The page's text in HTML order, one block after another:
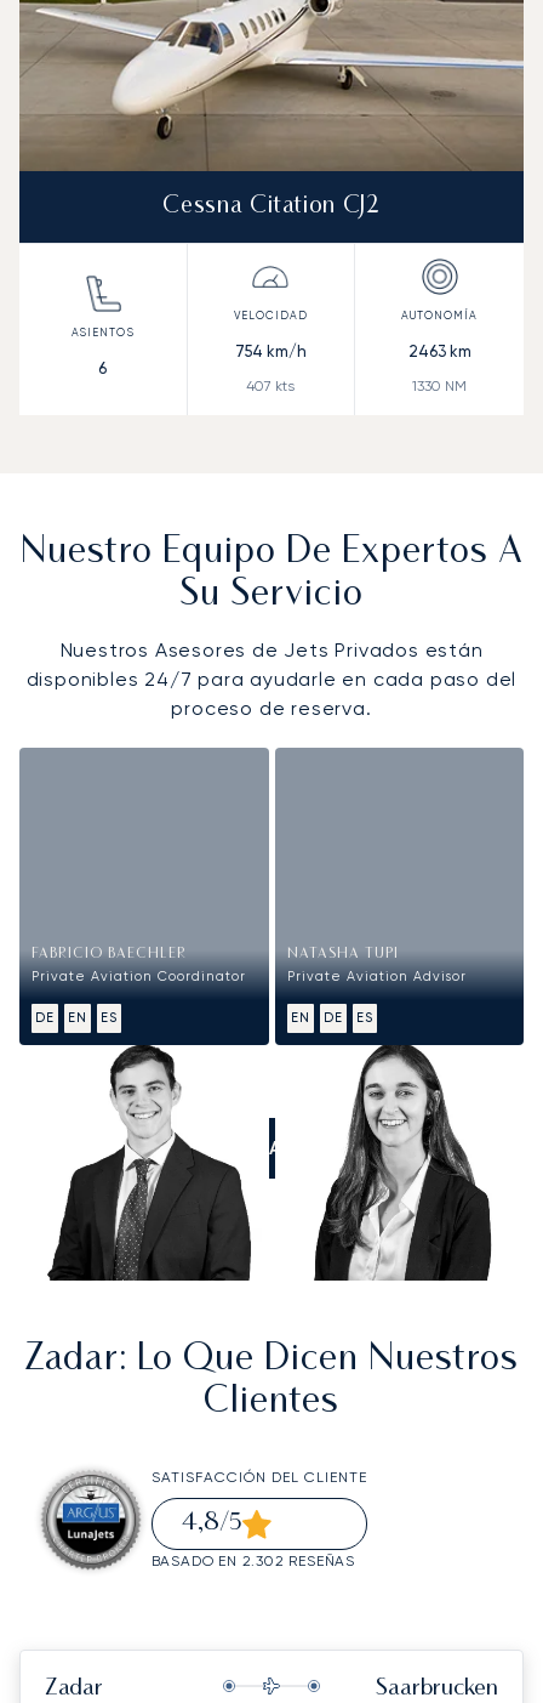
Cessna Citation CJ2
6
754 km/h
407 kts
2463km
1330 NM
Nuestro Equipo De Expertos A
Su Servicio
Nuestros Asesores de Jets Privados están
disponibles 24/7 para ayudarle en cada paso del
proceso de reserva.
FABRICIO BAECHLER
Private Aviation Coordinator
DE EN ES
NATASHA TUPI
Private Aviation Advisor
EN DE ES
LLÁMANOS
Zadar: Lo Que Dicen Nuestros
Clientes
SATISFACCIÓN DEL CLIENTE
4,8/5
BASADO EN 2.302 RESEÑAS
Zadar Saarbrucken